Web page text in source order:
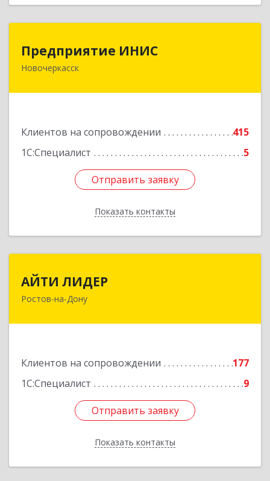
Предприятие ИНИС
Новочеркасск
Клиентов на сопровождении
415
1С:Специалист
5
Отправить заявку
Показать контакты
346430, Ростовская обл, Новочеркасск г,
Отправить заявку
Назад
АЙТИ ЛИДЕР
Ростов-на-Дону
Клиентов на сопровождении
177
1С:Специалист
9
Отправить заявку
Показать контакты
344065, Ростовская обл, Ростов-на-Дону г,
Отправить заявку
Назад